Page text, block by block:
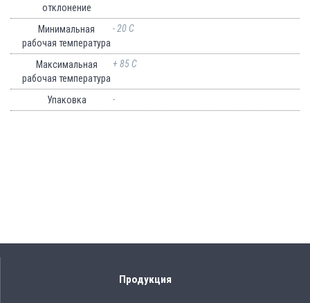
отклонение
Минимальная
рабочая температура
- 20 C
Максимальная
рабочая температура
+ 85 C
Упаковка -
Продукция